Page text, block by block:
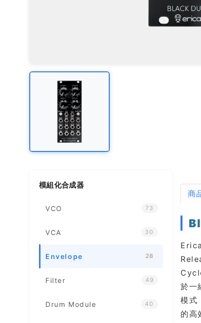
模組化合成器
VCO 73
VCA 30
Envelope 28
Filter 49
Drum Module 40
商
於一
模式
的高